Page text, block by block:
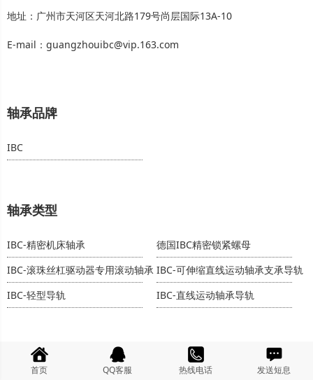
地址：广州市天河区天河北路179号尚层国际13A-10
E-mail：guangzhouibc@vip.163.com
轴承品牌
IBC
轴承类型
IBC-精密机床轴承
德国IBC精密锁紧螺母
IBC-滚珠丝杠驱动器专用滚动轴承 IBC-可伸缩直线运动轴承支承导轨
IBC-轻型导轨
IBC-直线运动轴承导轨
关注我们
首页 QQ客服 热线电话 发送短息